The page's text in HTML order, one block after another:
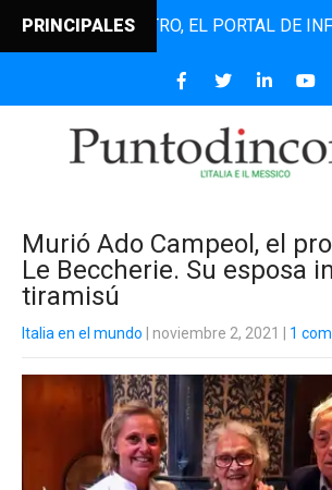
PRINCIPALES EL PORTAL DE
Murió Ado Campeol, el
Le Beccherie. Su esposa
tiramisú
Italia en el mundo | noviembre 2, 2021 1